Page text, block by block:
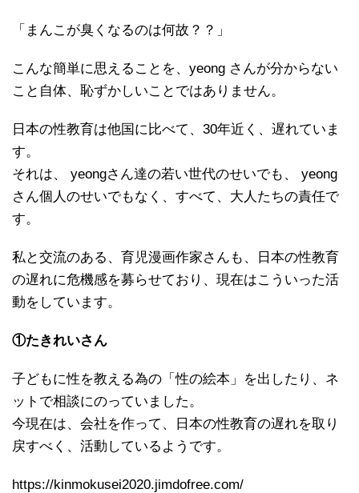
「まんこが臭くなるのは何故？？」
こんな簡単に思えることを、yeong さんが分からない
こと自体、恥ずかしいことではありません。
日本の性教育は他国に比べて、30年近く、遅れていま
す。
それは、 yeongさん達の若い世代のせいでも、 yeong
さん個人のせいでもなく、すべて、大人たちの責任で
す。
私と交流のある、育児漫画作家さんも、日本の性教育
の遅れに危機感を募らせており、現在はこういった活
動をしています。
①たきれいさん
子どもに性を教える為の「性の絵本」を出したり、ネ
ットで相談にのっていました。
今現在は、会社を作って、日本の性教育の遅れを取り
戻すべく、活動しているようです。
https://kinmokusei2020.jimdofree.com/